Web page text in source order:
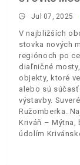
Jul 07, 2025
V najbližších
stovka nových
regiónoch po
diaľničné
objekty, ktoré
alebo sú
výstavby.
Ružomberka.
Kriváň – Mýtna,
údolím